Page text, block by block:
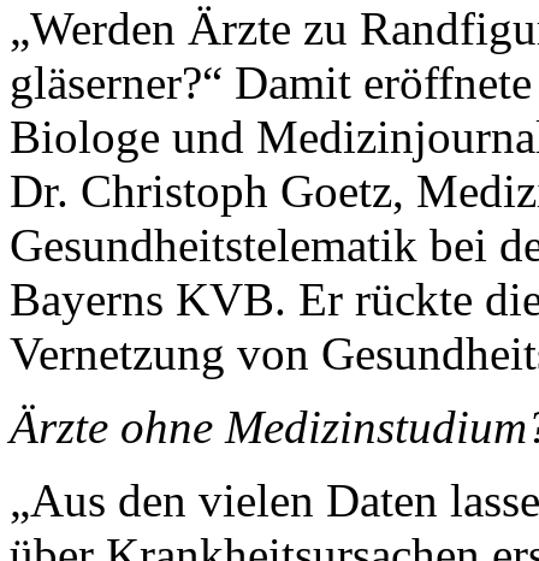
„Werden Ärzte zu
gläserner?“ Damit
Biologe und
Dr. Christoph Goetz,
Gesundheitstelematik bei
Bayerns KVB. Er rückte
Vernetzung von
Ärzte ohne
„Aus den vielen Daten